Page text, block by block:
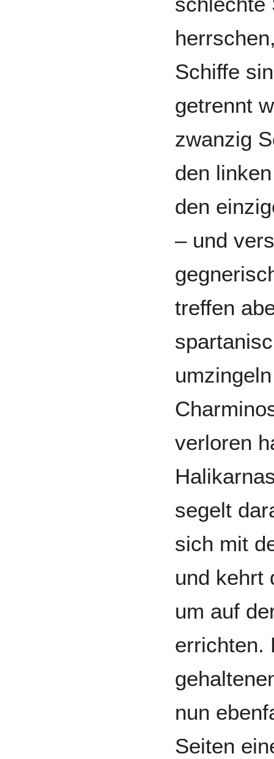
Schiffe
getrennt
zwanzig
den
den
– und
treffen
verloren
segelt
sich mit
und kehrt
um auf
errichten.
nun
Seiten